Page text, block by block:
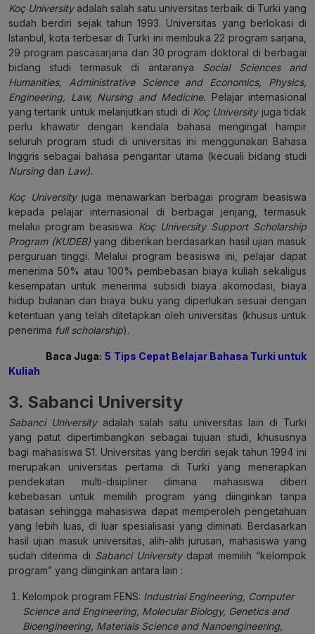
Koç University adalah salah satu universitas terbaik di Turki yang
sudah berdiri sejak tahun 1993. Universitas yang berlokasi di
Istanbul, kota terbesar di Turki ini membuka 22 program sarjana,
29 program pascasarjana dan 30 program doktoral di berbagai
bidang studi termasuk di antaranya Social Sciences and
Humanities, Administrative Science and Economics, Physics,
Engineering, Law, Nursing and Medicine. Pelajar internasional
yang tertarik untuk melanjutkan studi di Koç University juga tidak
perlu khawatir dengan kendala bahasa mengingat hampir
seluruh program studi di universitas ini menggunakan Bahasa
Inggris sebagai bahasa pengantar utama (kecuali bidang studi
Nursing dan Law).
Koç University juga menawarkan berbagai program beasiswa
kepada pelajar internasional di berbagai jenjang, termasuk
melalui program beasiswa Koç University Support Scholarship
Program (KUDEB)yang diberikan berdasarkan hasil ujian masuk
perguruan tinggi. Melalui program beasiswa ini, pelajar dapat
menerima 50% atau 100% pembebasan biaya kuliah sekaligus
kesempatan untuk menerima subsidi biaya akomodasi, biaya
hidup bulanan dan biaya buku yang diperlukan sesuai dengan
ketentuan yang telah ditetapkan oleh universitas (khusus untuk
penerima full scholarship).
Baca Juga: 5 Tips Cepat Belajar Bahasa Turki untuk
Kuliah
3. Sabanci University
Sabanci University adalah salah satu universitas lain di Turki
yang patut dipertimbangkan sebagai tujuan studi, khususnya
bagi mahasiswa S1. Universitas yang berdiri sejak tahun 1994 ini
merupakan universitas pertama di Turki yang menerapkan
pendekatan multi-disipliner dimana mahasiswa diberi
kebebasan untuk memilih program yang diinginkan tanpa
batasan sehingga mahasiswa dapat memperoleh pengetahuan
yang lebih luas, di luar spesialisasi yang diminati. Berdasarkan
hasil ujian masuk universitas, alih-alih jurusan, mahasiswa yang
sudah diterima di Sabanci University dapat memilih “kelompok
program” yang diinginkan antara lain :
Kelompok program FENS: Industrial Engineering, Computer
Science and Engineering, Molecular Biology, Genetics and
Bioengineering, Materials Science and Nanoengineering,